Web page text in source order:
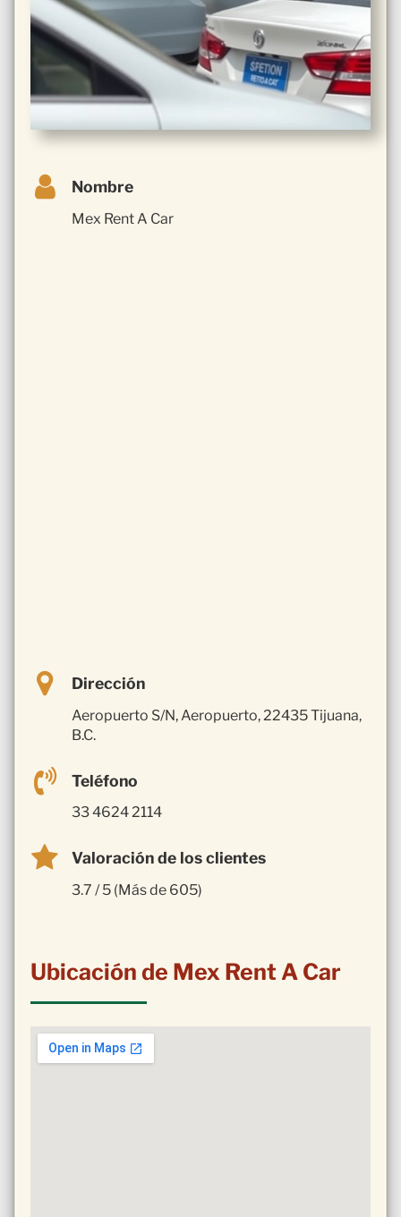
Nombre
Mex Rent A Car
Dirección
Aeropuerto S/N, Aeropuerto, 22435 Tijuana,
B.C.
Teléfono
33 4624 2114
Valoración de los clientes
3.7 / 5 (Más de 605)
Ubicación de Mex Rent A Car